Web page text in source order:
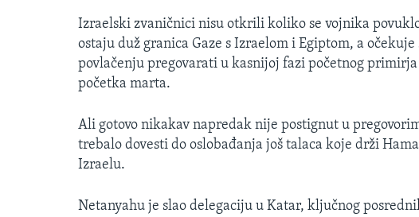
Izraelski zvaničnici nisu otkrili koliko se vojnika
ostaju duž granica Gaze s Izraelom i Egiptom, a očekuje
povlačenju pregovarati u kasnijoj fazi početnog
početka marta.
Ali gotovo nikakav napredak nije postignut u
trebalo dovesti do oslobađanja još talaca koje drži
Izraelu.
Netanyahu je slao delegaciju u Katar, ključnog